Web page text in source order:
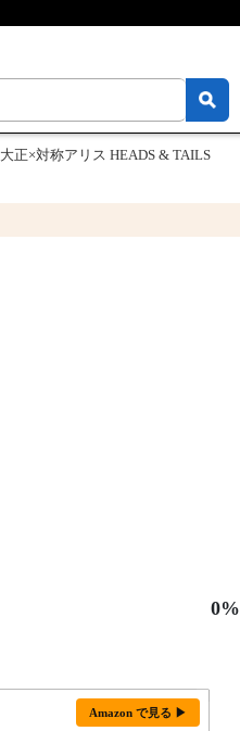
大正×対称アリス HEADS & TAILS
0%
Amazon で見る ▶